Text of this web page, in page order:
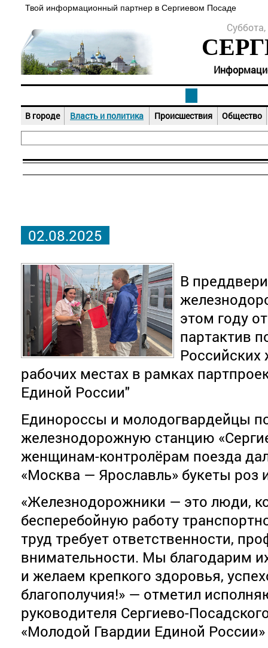
Твой информационный партнер в Сергиевом Посаде
В городе Власть и политика Происшествия Общество
02.08.2025
В
этом году
партактив
Российских
рабочих местах в рамках
Единой России"
Единороссы и молодогвардейцы
железнодорожную станцию
женщинам-контролёрам поезда
«Москва — Ярославль» букеты роз
«Железнодорожники — это люди,
бесперебойную работу
труд требует ответственности,
внимательности. Мы благодарим
и желаем крепкого здоровья,
благополучия!» — отметил
руководителя Сергиево-
«Молодой Гвардии Единой